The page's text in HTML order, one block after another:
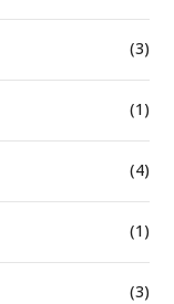
(3)
(1)
(4)
(1)
(3)